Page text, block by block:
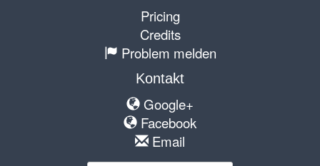
Pricing
Credits
Problem melden
Kontakt
Google+
Facebook
Email